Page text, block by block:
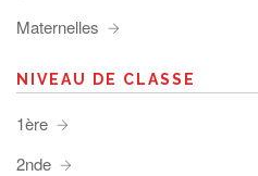
Maternelles
NIVEAU DE CLASSE
1ère
2nde